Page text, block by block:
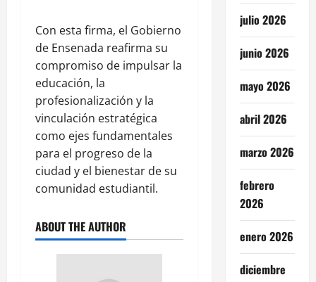
Con esta firma, el Gobierno
de Ensenada reafirma su
compromiso de impulsar la
educación, la
profesionalización y la
vinculación estratégica
como ejes fundamentales
para el progreso de la
ciudad y el bienestar de su
comunidad estudiantil.
ABOUT THE AUTHOR
julio 2026
junio 2026
mayo 2026
abril 2026
marzo 2026
febrero
2026
enero 2026
diciembre